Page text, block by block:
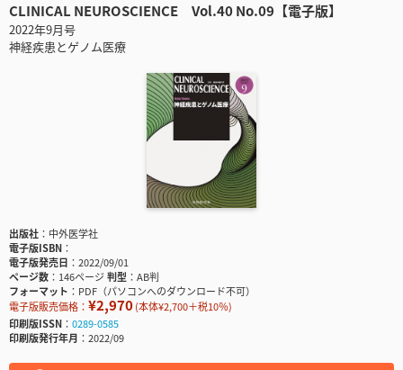
CLINICAL NEUROSCIENCE Vol.40 No.09【電子版】
2022年9月号
神経疾患とゲノム医療
出版社
中外医学社
電子版ISBN
電子版発売日
2022/09/01
ページ数
146ページ判型
AB判
フォーマット
PDF（パソコンへのダウンロード不可）
電子版販売価格： ¥2,970(本体¥2,700＋税10％)
印刷版ISSN
0289-0585
印刷版発行年月
2022/09